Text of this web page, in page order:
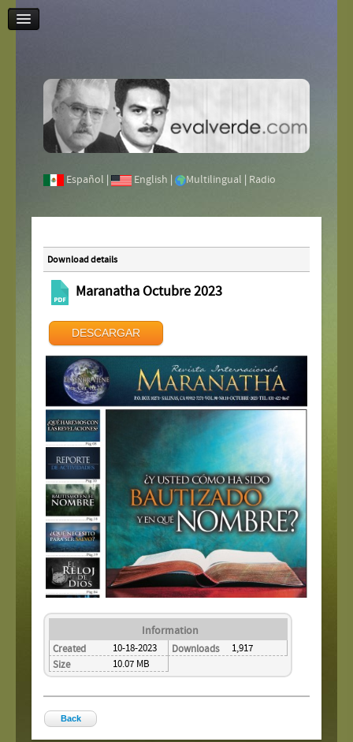
Español | English | Multilingual Radio
Download details
Maranatha Octubre 2023
DESCARGAR
Information
Created
10-18-2023
Size
10.07 MB
Downloads 1,917
Back